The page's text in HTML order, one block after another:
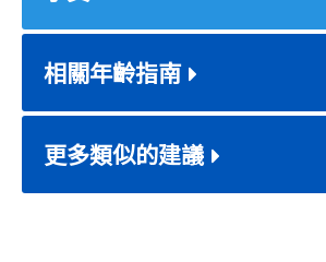
相關年齡指南
更多類似的建議